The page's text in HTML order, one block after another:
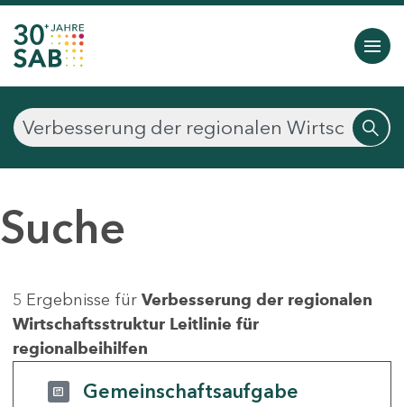
Suche
5 Ergebnisse für Verbesserung der regionalen
Wirtschaftsstruktur Leitlinie für
regionalbeihilfen
Gemeinschaftsaufgabe